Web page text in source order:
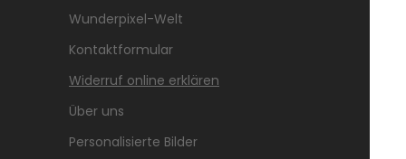
Wunderpixel-Welt
Kontaktformular
Widerruf online erklären
Über uns
Personalisierte Bilder